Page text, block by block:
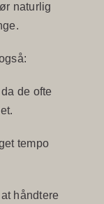
naturlig
de ofte
tempo
håndtere